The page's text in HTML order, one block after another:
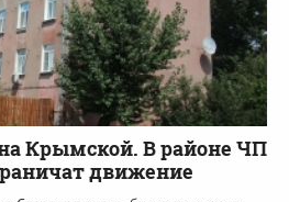
Крымской. В районе ЧП
движение